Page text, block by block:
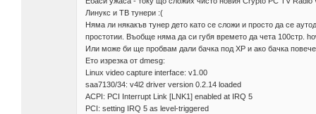
Линукс и ТВ тунери :(
Няма ли някакъв тунер дето като се сложи и просто да се
простотии. Въобще няма да си губя времето да чета 100стр.
Или може би ще пробвам дали бачка под XP и ако бачка
Ето изрезка от dmesg:
Linux video capture interface: v1.00
saa7130/34: v4l2 driver version 0.2.14 loaded
ACPI: PCI Interrupt Link [LNK1] enabled at IRQ 5
PCI: setting IRQ 5 as level-triggered